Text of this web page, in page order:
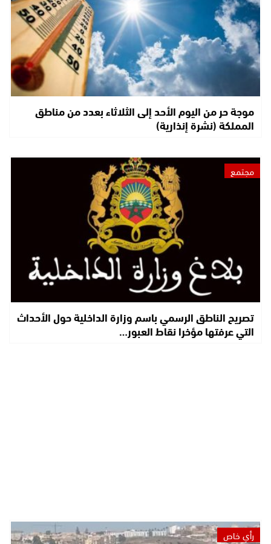
موجة حر من اليوم الأحد إلى الثلاثاء بعدد من مناطق
المملكة (نشرة إنذارية)
مجتمع
تصريح الناطق الرسمي باسم وزارة الداخلية حول الأحداث
التي عرفتها مؤخرا نقاط العبور…
رأي خاص